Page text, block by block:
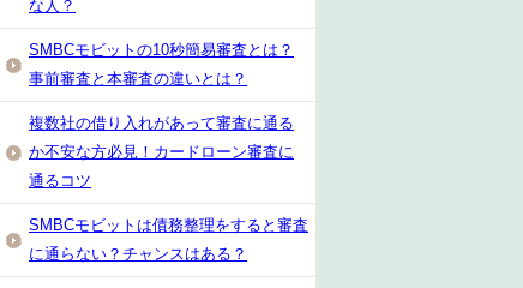
な人？
SMBCモビットの10秒簡易審査とは？
事前審査と本審査の違いとは？
複数社の借り入れがあって審査に通る
か不安な方必見！カードローン審査に
通るコツ
SMBCモビットは債務整理をすると審査
に通らない？チャンスはある？